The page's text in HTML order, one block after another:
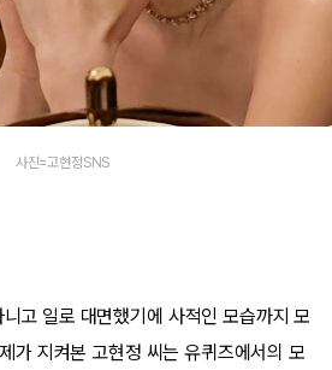
사진=고현정SNS
고 일로 대면했기에 사적인 모습까지 모
가 지켜본 고현정 씨는 유퀴즈에서의 모